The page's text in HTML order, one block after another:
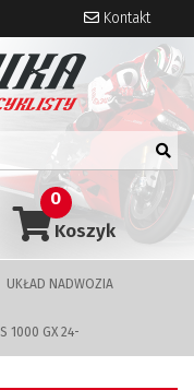
Kontakt
Koszyk
0
UKŁAD NADWOZIA
1000 GX 24-